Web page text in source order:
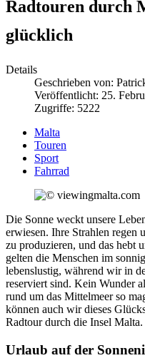
Radtouren durch
glücklich
Details
Geschrieben von:
Veröffentlicht: 25.
Zugriffe: 5222
Malta
Touren
Sport
Fahrrad
Die Sonne weckt unsere
erwiesen. Ihre Strahlen regen
zu produzieren, und das hebt
gelten die Menschen im
lebenslustig, während wir in
reserviert sind. Kein Wunder
rund um das Mittelmeer so
können auch wir dieses
Radtour durch die Insel Malta.
Urlaub auf der